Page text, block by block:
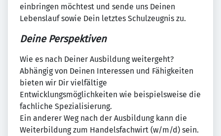
einbringen möchtest und sende uns Deinen
Lebenslauf sowie Dein letztes Schulzeugnis zu.
Deine Perspektiven
Wie es nach Deiner Ausbildung weitergeht?
Abhängig von Deinen Interessen und Fähigkeiten
bieten wir Dir vielfältige
Entwicklungsmöglichkeiten wie beispielsweise die
fachliche Spezialisierung.
Ein anderer Weg nach der Ausbildung kann die
Weiterbildung zum Handelsfachwirt (w/m/d) sein.